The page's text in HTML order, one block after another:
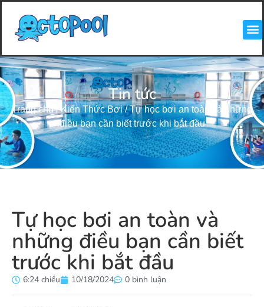
Tin tức
Trang chủ/Kiến Thức Bơi/Tự học bơi an toàn và những
điều bạn cần biết trước khi bắt đầu
Tự học bơi an toàn và
những điều bạn cần biết
trước khi bắt đầu
6:24 chiều 10/18/2024 0 bình luận